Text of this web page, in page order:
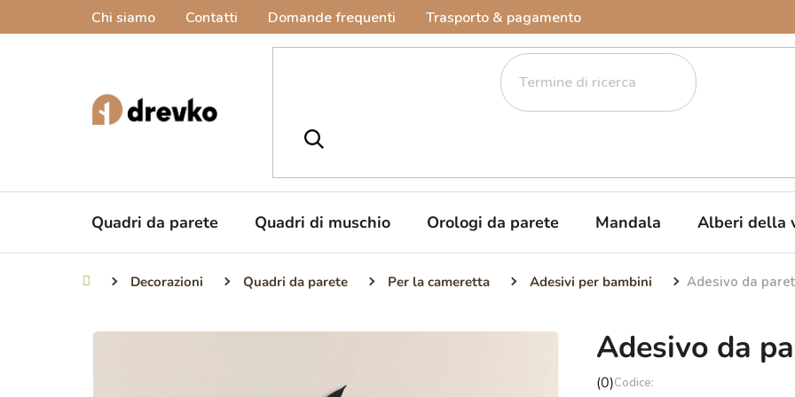
Chi siamo Contatti Domande frequenti Trasporto & pagamento
Quadri da parete Quadri di muschio Orologi da parete Mandala Alberi della
Casa Decorazioni Quadri da parete Per la cameretta Adesivi per bambini Adesivo da
Adesivo da
La
(0)